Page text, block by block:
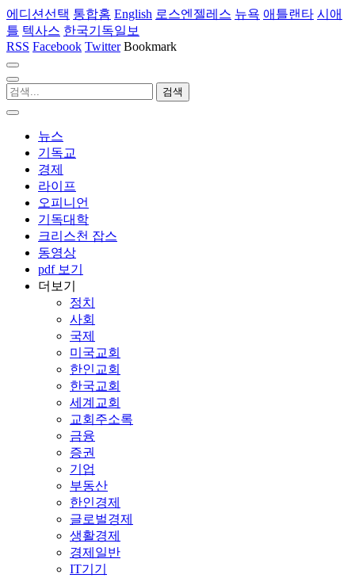
에디션선택 통합홈 English 로스엔젤레스 뉴욕 애틀랜타 시애
틀 텍사스 한국기독일보
RSS Facebook Twitter Bookmark
뉴스
기독교
경제
라이프
오피니언
기독대학
크리스천 잡스
동영상
pdf 보기
더보기
정치
사회
국제
미국교회
한인교회
한국교회
세계교회
교회주소록
금융
증권
기업
부동산
한인경제
글로벌경제
생활경제
경제일반
IT기기